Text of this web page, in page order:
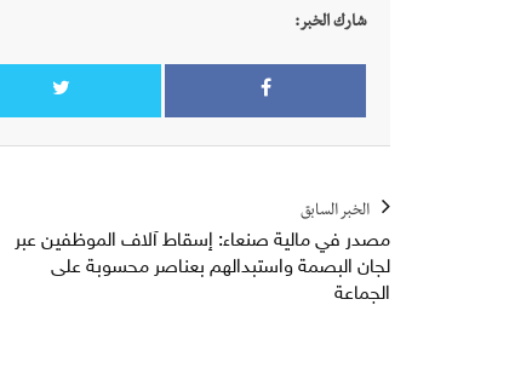
شارك الخبر:
الخبر السابق
مصدر في مالية صنعاء: إسقاط آلاف الموظفين عبر
لجان البصمة واستبدالهم بعناصر محسوبة على
الجماعة